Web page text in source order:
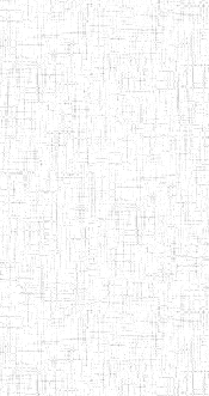
5 6 7 8
9